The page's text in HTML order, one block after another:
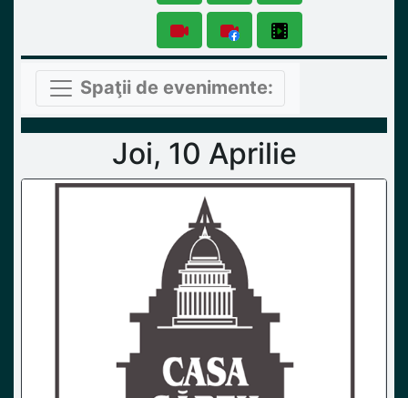
Spaţii de evenimente:
Joi, 10 Aprilie